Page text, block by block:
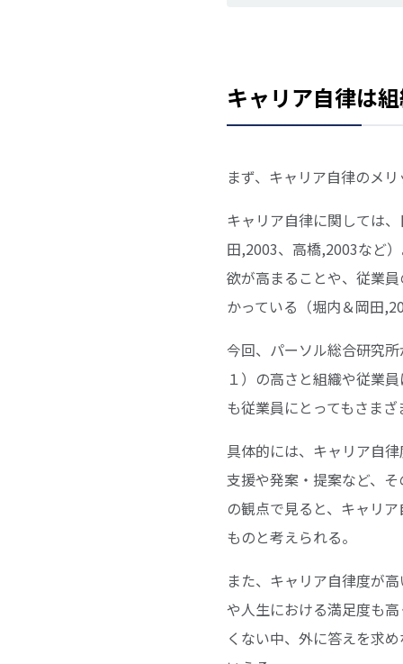
キャリア自律は
まず、キャリア自律のメ
キャリア自律に関しては
田,2003、高橋,2003など
欲が高まることや、従業
かっている（堀内＆岡田
今回、パーソル総合研究
１）の高さと組織や従業
も従業員にとってもさま
具体的には、キャリア自
支援や発案・提案など、
の観点で見ると、キャリ
ものと考えられる。
また、キャリア自律度が
や人生における満足度も
くない中、外に答えを求